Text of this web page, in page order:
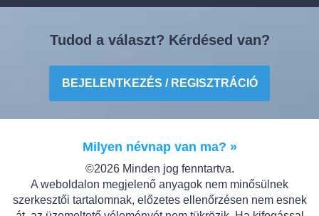
Tudod a választ? Kérdésed van?
BEJELENTKEZÉS / REGISZTRÁCIÓ
Milyen névnap van ma? »
©2026 Minden jog fenntartva.
A weboldalon megjelenő anyagok nem minősülnek
szerkesztői tartalomnak, előzetes ellenőrzésen nem esnek